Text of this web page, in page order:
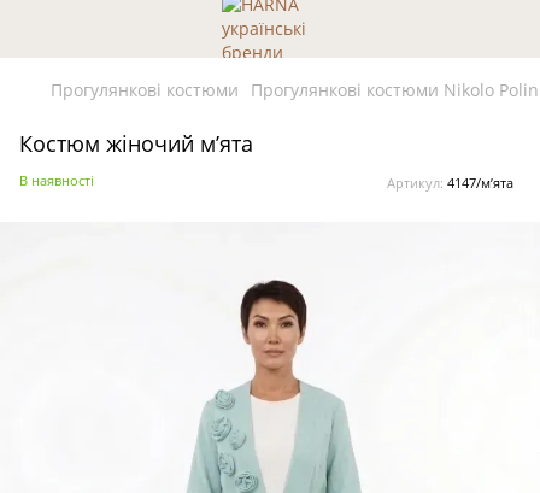
Прогулянкові костюми Прогулянкові костюми Nikolo
Костюм жіночий мʼята
В наявності Артикул: 4147/мʼята